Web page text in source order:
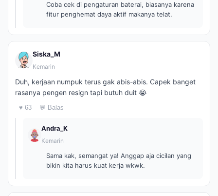
Coba cek di pengaturan baterai, biasanya karena
fitur penghemat daya aktif makanya telat.
Siska_M
Kemarin
Duh, kerjaan numpuk terus gak abis-abis. Capek banget
rasanya pengen resign tapi butuh duit 😭
♥ 63 💬 Balas
Andra_K
Kemarin
Sama kak, semangat ya! Anggap aja cicilan yang
bikin kita harus kuat kerja wkwk.